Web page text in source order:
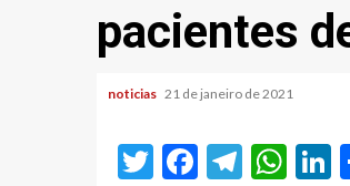
pacientes
noticias 21 de janeiro de 2021
Twitter
Facebook